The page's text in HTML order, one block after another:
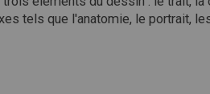
tels que l'anatomie, le portrait,